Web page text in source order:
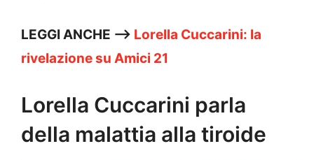
LEGGI ANCHE —> Lorella Cuccarini: la
rivelazione su Amici 21
Lorella Cuccarini parla
della malattia alla tiroide